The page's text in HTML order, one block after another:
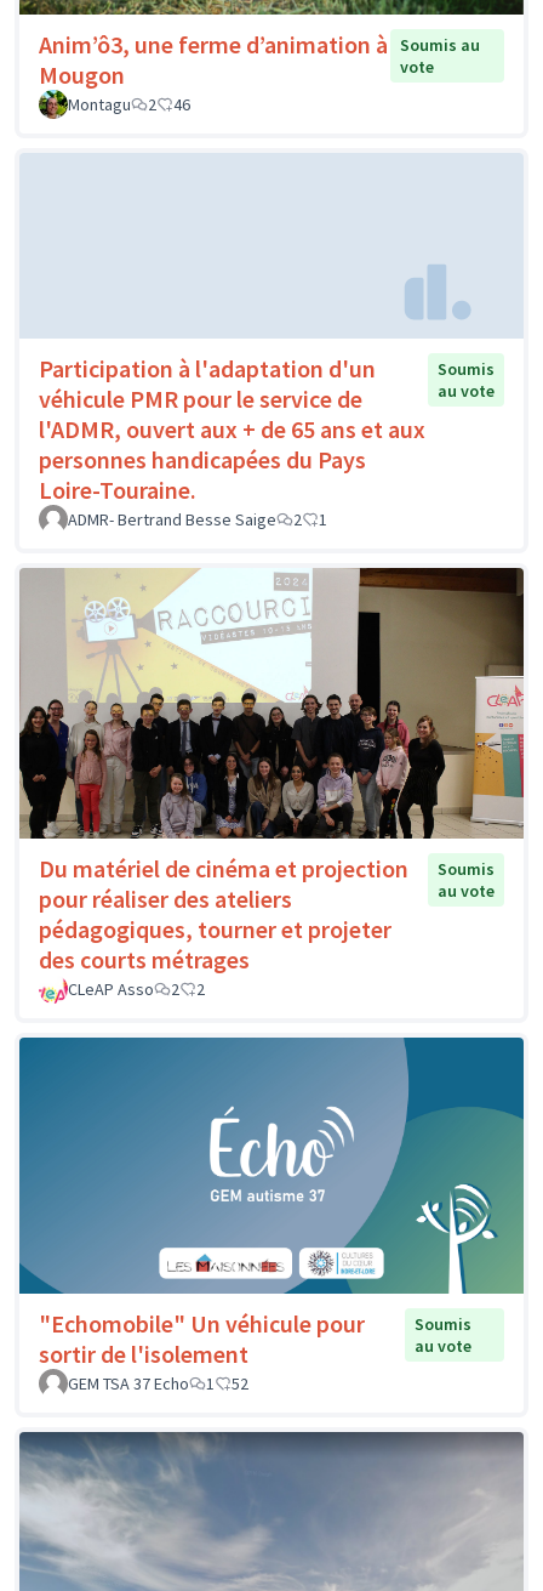
Anim’ô3, une ferme d’animation à
Mougon
Soumis au
vote
Montagu
2 46
Participation à l'adaptation d'un
véhicule PMR pour le service de
l'ADMR, ouvert aux + de 65 ans et aux
personnes handicapées du Pays
Loire-Touraine.
Soumis
au vote
ADMR- Bertrand Besse Saige 2 1
Du matériel de cinéma et projection
pour réaliser des ateliers
pédagogiques, tourner et projeter
des courts métrages
Soumis
au vote
CLeAP Asso 2 2
"Echomobile" Un véhicule pour
sortir de l'isolement
Soumis
au vote
GEM TSA 37 Echo
1 52